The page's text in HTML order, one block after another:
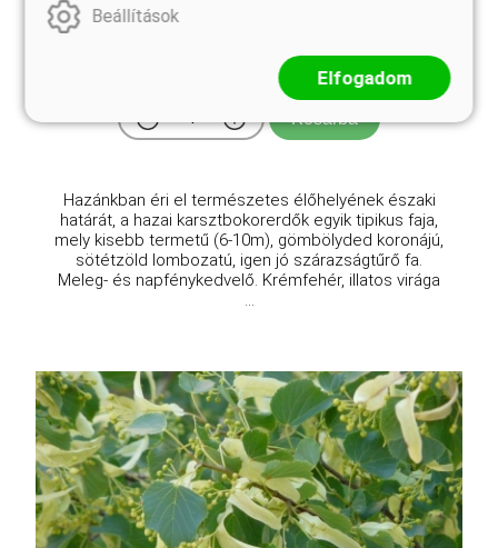
Online ár
3 550 Ft
Kosárba
Hazánkban éri el természetes élőhelyének északi
határát, a hazai karsztbokorerdők egyik tipikus faja,
mely kisebb termetű (6-10m), gömbölyded koronájú,
sötétzöld lombozatú, igen jó szárazságtűrő fa.
Meleg- és napfénykedvelő. Krémfehér, illatos virága
...
Beállítások
Elfogadom